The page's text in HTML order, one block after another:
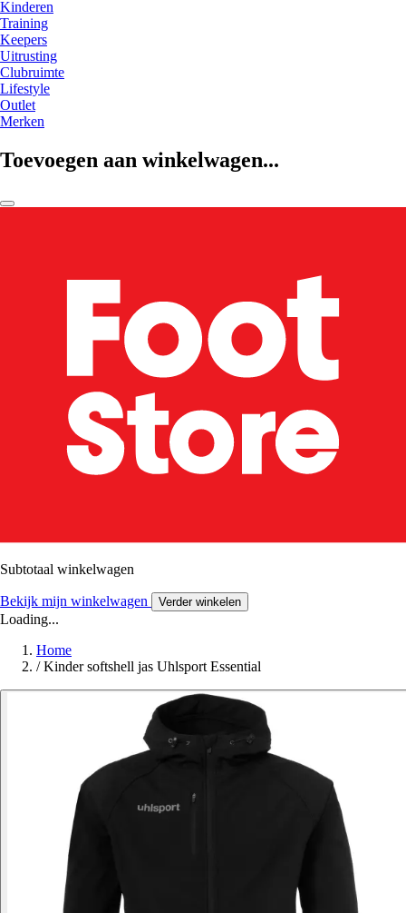
Kinderen
Training
Keepers
Uitrusting
Clubruimte
Lifestyle
Outlet
Merken
Toevoegen aan winkelwagen...
Subtotaal winkelwagen
Bekijk mijn winkelwagen Verder winkelen
Loading...
Home
/ Kinder softshell jas Uhlsport Essential